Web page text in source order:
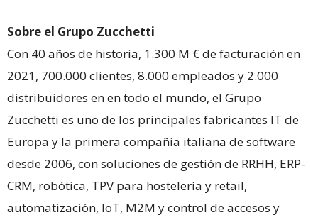
Sobre el Grupo Zucchetti
Con 40 años de historia, 1.300 M € de facturación en
2021, 700.000 clientes, 8.000 empleados y 2.000
distribuidores en en todo el mundo, el Grupo
Zucchetti es uno de los principales fabricantes IT de
Europa y la primera compañía italiana de software
desde 2006, con soluciones de gestión de RRHH, ERP-
CRM, robótica, TPV para hostelería y retail,
automatización, IoT, M2M y control de accesos y